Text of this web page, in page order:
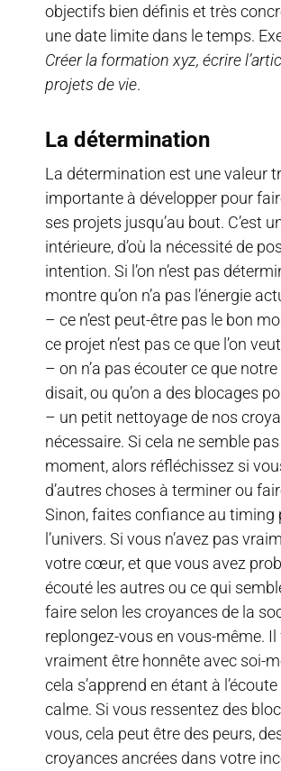
objectifs bien définis et très
une date limite dans le temps.
Créer la formation xyz, écrire
projets de vie.
La détermination
La détermination est une valeur
importante à développer pour
ses projets jusqu’au bout. C’est
intérieure, d’où la nécessité de
intention. Si l’on n’est pas
montre qu’on n’a pas l’énergie
– ce n’est peut-être pas le bon
ce projet n’est pas ce que l’on
– on n’a pas écouter ce que
disait, ou qu’on a des blocages
– un petit nettoyage de nos
nécessaire. Si cela ne semble
moment, alors réfléchissez si
d’autres choses à terminer ou
Sinon, faites confiance au timing
l’univers. Si vous n’avez pas
votre cœur, et que vous avez
écouté les autres ou ce qui
faire selon les croyances de la
replongez-vous en vous-même.
vraiment être honnête avec soi-
cela s’apprend en étant à
calme. Si vous ressentez des
vous, cela peut être des peurs,
croyances ancrées dans votre